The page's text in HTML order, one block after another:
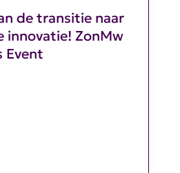
de transitie naar
innovatie! ZonMw
Event